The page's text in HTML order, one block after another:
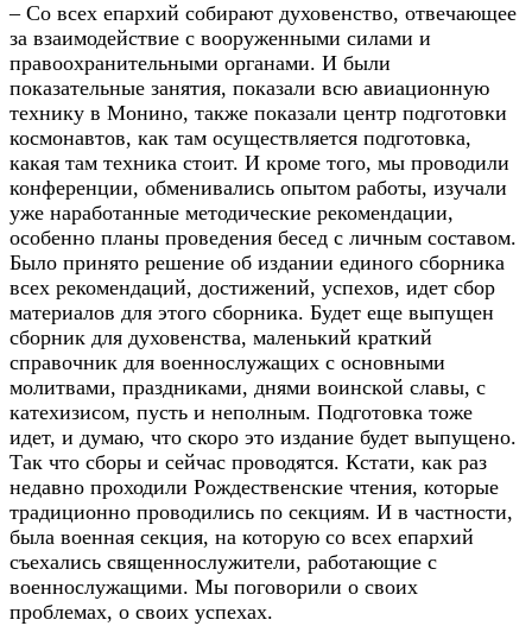
– Со всех епархий собирают духовенство, отвечающее
за взаимодействие с вооруженными силами и
правоохранительными органами. И были
показательные занятия, показали всю авиационную
технику в Монино, также показали центр подготовки
космонавтов, как там осуществляется подготовка,
какая там техника стоит. И кроме того, мы проводили
конференции, обменивались опытом работы, изучали
уже наработанные методические рекомендации,
особенно планы проведения бесед с личным составом.
Было принято решение об издании единого сборника
всех рекомендаций, достижений, успехов, идет сбор
материалов для этого сборника. Будет еще выпущен
сборник для духовенства, маленький краткий
справочник для военнослужащих с основными
молитвами, праздниками, днями воинской славы, с
катехизисом, пусть и неполным. Подготовка тоже
идет, и думаю, что скоро это издание будет выпущено.
Так что сборы и сейчас проводятся. Кстати, как раз
недавно проходили Рождественские чтения, которые
традиционно проводились по секциям. И в частности,
была военная секция, на которую со всех епархий
съехались священнослужители, работающие с
военнослужащими. Мы поговорили о своих
проблемах, о своих успехах.